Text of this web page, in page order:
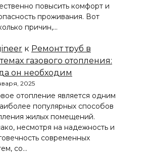
повысить комфорт и
проживания. Вот
причин,…
к Ремонт труб в
газового отопления:
он необходим
2025
отопление является одним
популярных способов
жилых помещений.
несмотря на надежность и
современных
со…